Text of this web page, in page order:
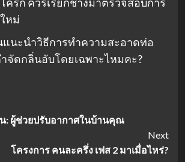
หม่
นะนำวิธีการทำความสะอาดท่อ
จัดกลิ่นอับโดยเฉพาะไหมคะ?
: ผู้ช่วยปรับอากาศในบ้านคุณ
Next
โครงการ คนละครึ่ง เฟส 2 มาเมื่อไหร่?